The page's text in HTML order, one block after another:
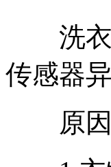
洗衣
传感器
原因